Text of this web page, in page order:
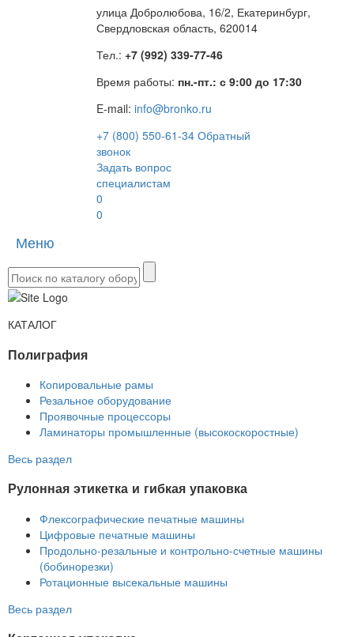
улица Добролюбова, 16/2, Екатеринбург,
Свердловская область, 620014
Тел.: +7 (992) 339-77-46
Время работы: пн.-пт.: с 9:00 до 17:30
E-mail: info@bronko.ru
+7 (800) 550-61-34 Обратный
звонок
Задать вопрос
специалистам
0
0
Меню
КАТАЛОГ
Полиграфия
Копировальные рамы
Резальное оборудование
Проявочные процессоры
Ламинаторы промышленные (высокоскоростные)
Весь раздел
Рулонная этикетка и гибкая упаковка
Флексографические печатные машины
Цифровые печатные машины
Продольно-резальные и контрольно-счетные машины
(бобинорезки)
Ротационные высекальные машины
Весь раздел